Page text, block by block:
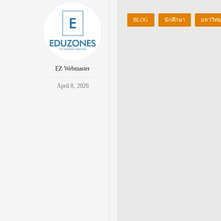
EZ Webmaster
April 8, 2026
BLOG นักศึกษา มหาวิท